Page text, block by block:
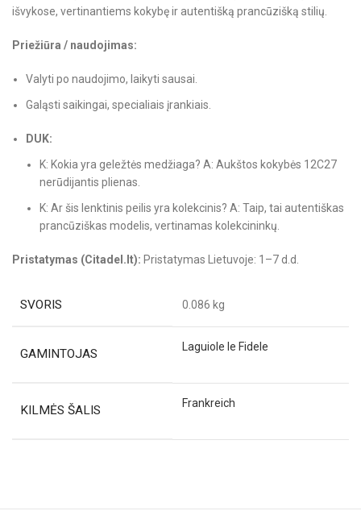
išvykose, vertinantiems kokybę ir autentišką prancūzišką stilių.
Priežiūra / naudojimas:
Valyti po naudojimo, laikyti sausai.
Galąsti saikingai, specialiais įrankiais.
DUK:
K: Kokia yra geležtės medžiaga? A: Aukštos kokybės 12C27
nerūdijantis plienas.
K: Ar šis lenktinis peilis yra kolekcinis? A: Taip, tai autentiškas
prancūziškas modelis, vertinamas kolekcininkų.
Pristatymas (Citadel.lt): Pristatymas Lietuvoje: 1–7 d.d.
SVORIS 0.086 kg
GAMINTOJAS Laguiole le Fidele
KILMĖS ŠALIS Frankreich